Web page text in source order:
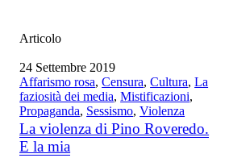
Articolo
24 Settembre 2019
Affarismo rosa,Censura,Cultura,La
faziosità dei media,Mistificazioni,
Propaganda, Sessismo,Violenza
La violenza di Pino Roveredo.
E la mia